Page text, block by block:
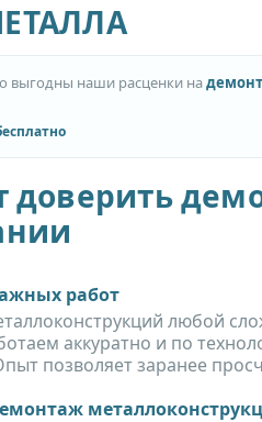
выгодны наши расценки на
доверить
работ
любой
аккуратно и по
позволяет заранее